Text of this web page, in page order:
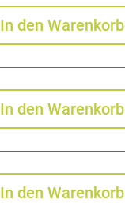
In den Warenkorb
In den Warenkorb
In den Warenkorb